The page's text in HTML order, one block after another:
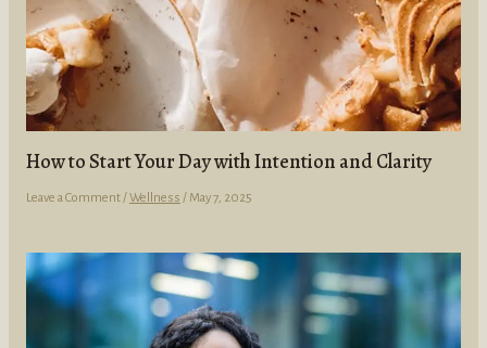
How to Start Your Day with Intention and Clarity
Leave a Comment/Wellness / May 7, 2025